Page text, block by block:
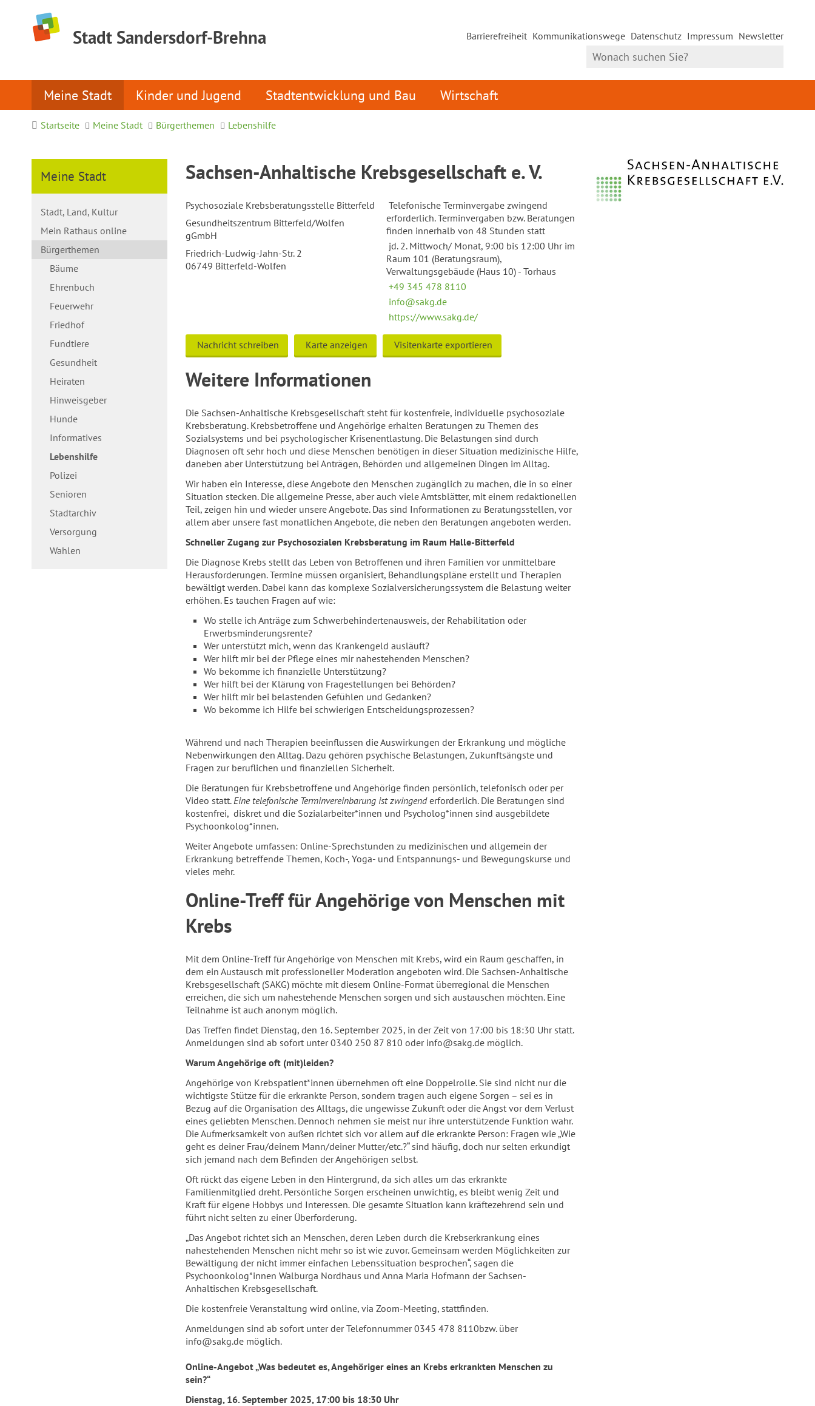
Stadt Sandersdorf-Brehna Barrierefreiheit Kommunikationswege Datenschutz Impressum Newsletter
Meine Stadt Kinder und Jugend Stadtentwicklung und Bau Wirtschaft
Startseite Meine Stadt Bürgerthemen Lebenshilfe
Meine Stadt
Stadt, Land, Kultur
Mein Rathaus online
Bürgerthemen
Bäume
Ehrenbuch
Feuerwehr
Friedhof
Fundtiere
Gesundheit
Heiraten
Hinweisgeber
Hunde
Informatives
Lebenshilfe
Polizei
Senioren
Stadtarchiv
Versorgung
Wahlen
Sachsen-Anhaltische Krebsgesellschaft e. V.
Psychosoziale Krebsberatungsstelle Bitterfeld
Gesundheitszentrum Bitterfeld/Wolfen
gGmbH
Friedrich-Ludwig-Jahn-Str. 2
06749 Bitterfeld-Wolfen
Telefonische Terminvergabe zwingend
erforderlich. Terminvergaben bzw. Beratungen
finden innerhalb von 48 Stunden statt
jd. 2. Mittwoch/ Monat, 9:00 bis 12:00 Uhr im
Raum 101 (Beratungsraum),
Verwaltungsgebäude (Haus 10) - Torhaus
+49 345 478 8110
info@sakg.de
https://www.sakg.de/
Nachricht schreiben Karte anzeigen Visitenkarte exportieren
Weitere Informationen
Die Sachsen-Anhaltische Krebsgesellschaft steht für kostenfreie, individuelle psychosoziale
Krebsberatung. Krebsbetroffene und Angehörige erhalten Beratungen zu Themen des
Sozialsystems und bei psychologischer Krisenentlastung. Die Belastungen sind durch
Diagnosen oft sehr hoch und diese Menschen benötigen in dieser Situation medizinische Hilfe,
daneben aber Unterstützung bei Anträgen, Behörden und allgemeinen Dingen im Alltag.
Wir haben ein Interesse, diese Angebote den Menschen zugänglich zu machen, die in so einer
Situation stecken. Die allgemeine Presse, aber auch viele Amtsblätter, mit einem redaktionellen
Teil, zeigen hin und wieder unsere Angebote. Das sind Informationen zu Beratungsstellen, vor
allem aber unsere fast monatlichen Angebote, die neben den Beratungen angeboten werden.
Schneller Zugang zur Psychosozialen Krebsberatung im Raum Halle-Bitterfeld
Die Diagnose Krebs stellt das Leben von Betroffenen und ihren Familien vor unmittelbare
Herausforderungen. Termine müssen organisiert, Behandlungspläne erstellt und Therapien
bewältigt werden. Dabei kann das komplexe Sozialversicherungssystem die Belastung weiter
erhöhen. Es tauchen Fragen auf wie:
Wo stelle ich Anträge zum Schwerbehindertenausweis, der Rehabilitation oder
Erwerbsminderungsrente?
Wer unterstützt mich, wenn das Krankengeld ausläuft?
Wer hilft mir bei der Pflege eines mir nahestehenden Menschen?
Wo bekomme ich finanzielle Unterstützung?
Wer hilft bei der Klärung von Fragestellungen bei Behörden?
Wer hilft mir bei belastenden Gefühlen und Gedanken?
Wo bekomme ich Hilfe bei schwierigen Entscheidungsprozessen?
Während und nach Therapien beeinflussen die Auswirkungen der Erkrankung und mögliche
Nebenwirkungen den Alltag. Dazu gehören psychische Belastungen, Zukunftsängste und
Fragen zur beruflichen und finanziellen Sicherheit.
Die Beratungen für Krebsbetroffene und Angehörige finden persönlich, telefonisch oder per
Video statt.Eine telefonische Terminvereinbarung ist zwingenderforderlich. Die Beratungen sind
kostenfrei, diskret und die Sozialarbeiter*innen und Psycholog*innen sind ausgebildete
Psychoonkolog*innen.
Weiter Angebote umfassen: Online-Sprechstunden zu medizinischen und allgemein der
Erkrankung betreffende Themen, Koch-, Yoga- und Entspannungs- und Bewegungskurse und
vieles mehr.
Online-Treff für Angehörige von Menschen mit
Krebs
Mit dem Online-Treff für Angehörige von Menschen mit Krebs, wird ein Raum geschaffen, in
dem ein Austausch mit professioneller Moderation angeboten wird. Die Sachsen-Anhaltische
Krebsgesellschaft (SAKG) möchte mit diesem Online-Format überregional die Menschen
erreichen, die sich um nahestehende Menschen sorgen und sich austauschen möchten. Eine
Teilnahme ist auch anonym möglich.
Das Treffen findet Dienstag, den 16. September 2025, in der Zeit von 17:00 bis 18:30 Uhr statt.
Anmeldungen sind ab sofort unter 0340 250 87 810 oder info@sakg.de möglich.
Warum Angehörige oft (mit)leiden?
Angehörige von Krebspatient*innen übernehmen oft eine Doppelrolle. Sie sind nicht nur die
wichtigste Stütze für die erkrankte Person, sondern tragen auch eigene Sorgen – sei es in
Bezug auf die Organisation des Alltags, die ungewisse Zukunft oder die Angst vor dem Verlust
eines geliebten Menschen. Dennoch nehmen sie meist nur ihre unterstützende Funktion wahr.
Die Aufmerksamkeit von außen richtet sich vor allem auf die erkrankte Person: Fragen wie „Wie
geht es deiner Frau/deinem Mann/deiner Mutter/etc.?“ sind häufig, doch nur selten erkundigt
sich jemand nach dem Befinden der Angehörigen selbst.
Oft rückt das eigene Leben in den Hintergrund, da sich alles um das erkrankte
Familienmitglied dreht. Persönliche Sorgen erscheinen unwichtig, es bleibt wenig Zeit und
Kraft für eigene Hobbys und Interessen. Die gesamte Situation kann kräftezehrend sein und
führt nicht selten zu einer Überforderung.
„Das Angebot richtet sich an Menschen, deren Leben durch die Krebserkrankung eines
nahestehenden Menschen nicht mehr so ist wie zuvor. Gemeinsam werden Möglichkeiten zur
Bewältigung der nicht immer einfachen Lebenssituation besprochen“, sagen die
Psychoonkolog*innen Walburga Nordhaus und Anna Maria Hofmann der Sachsen-
Anhaltischen Krebsgesellschaft.
Die kostenfreie Veranstaltung wird online, via Zoom-Meeting, stattfinden.
Anmeldungen sind ab sofort unter der Telefonnummer 0345 478 8110bzw. über
info@sakg.de möglich.
Online-Angebot „Was bedeutet es, Angehöriger eines an Krebs erkrankten Menschen zu
sein?“
Dienstag, 16. September 2025, 17:00 bis 18:30 Uhr